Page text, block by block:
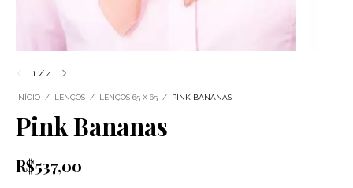
1 / 4
INÍCIO / LENÇOS / LENÇOS 65 X 65 / PINK BANANAS
Pink Bananas
R$537,00